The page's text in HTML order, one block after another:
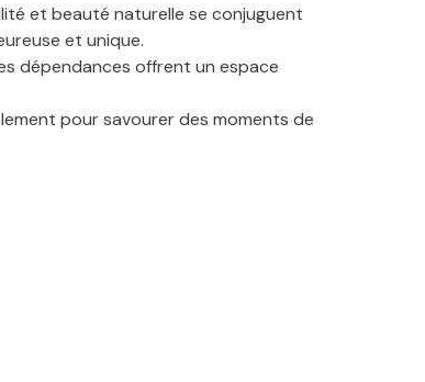
et beauté naturelle se conjuguent
et unique.
dépendances offrent un espace
pour savourer des moments de